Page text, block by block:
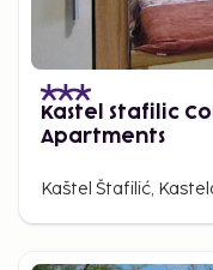
Kastel Stafilic
Apartments
Kaštel Štafilić,